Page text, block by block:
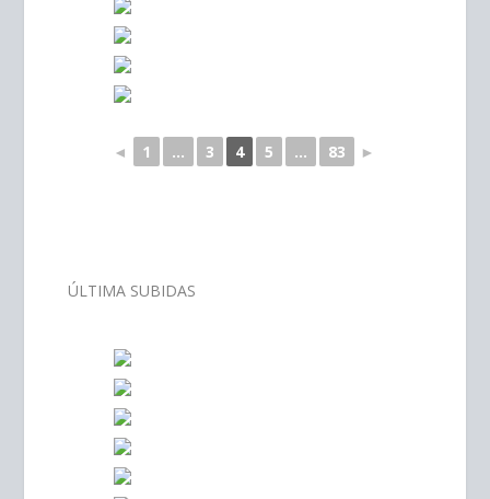
◄ 1 ... 3 4 5 ... 83 ►
ÚLTIMA SUBIDAS